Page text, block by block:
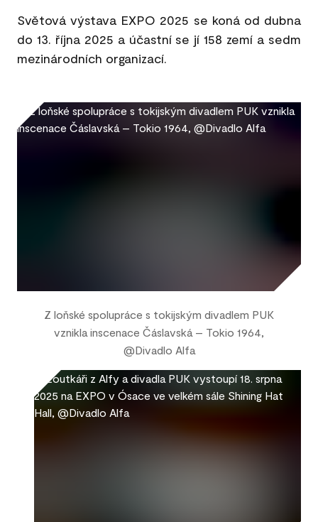
Světová výstava EXPO 2025 se koná od dubna
do 13. října 2025 a účastní se jí 158 zemí a sedm
mezinárodních organizací.
Z loňské spolupráce s tokijským divadlem PUK
vznikla inscenace Čáslavská – Tokio 1964,
@Divadlo Alfa